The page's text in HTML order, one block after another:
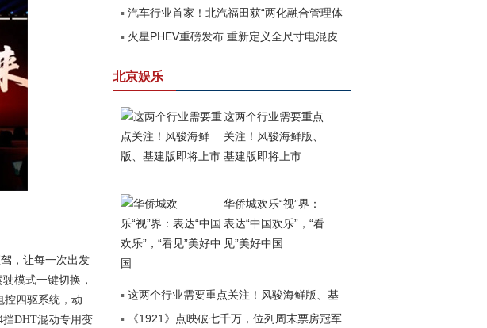
了一把尺
▪ 汽车行业首家！北汽福田获“两化融合管理体
系”与 “数字化转型管理体系”5A级评定
▪ 火星PHEV重磅发布 重新定义全尺寸电混皮
北京娱乐
这两个行业需要重点
关注！风骏海鲜版、
基建版即将上市
华侨城欢乐“视”界：
表达“中国欢乐”，“看
见”美好中国
▪ 这两个行业需要重点关注！风骏海鲜版、基
建版即将上市
▪
《1921》点映破七千万，位列周末票房冠军
，让每一次出发
模式一键切换，
控四驱系统，动
DHT混动专用变